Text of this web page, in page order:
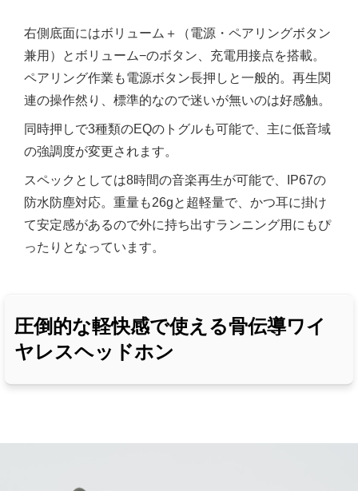
右側底面にはボリューム＋（電源・ペアリングボタン
兼用）とボリューム−のボタン、充電用接点を搭載。
ペアリング作業も電源ボタン長押しと一般的。再生関
連の操作然り、標準的なので迷いが無いのは好感触。
同時押しで3種類のEQのトグルも可能で、主に低音域
の強調度が変更されます。
スペックとしては8時間の音楽再生が可能で、IP67の
防水防塵対応。重量も26gと超軽量で、かつ耳に掛け
て安定感があるので外に持ち出すランニング用にもぴ
ったりとなっています。
圧倒的な軽快感で使える骨伝導ワイ
ヤレスヘッドホン